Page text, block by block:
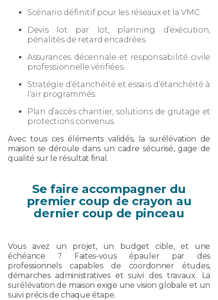
Scénario définitif pour les réseaux et la VMC.
Devis lot par lot, planning d’exécution,
pénalités de retard encadrées.
Assurances décennale et responsabilité civile
professionnelle vérifiées.
Stratégie d’étanchéité et essais d’étanchéité à
l’air programmés.
Plan d’accès chantier, solutions de grutage et
protections convenus.
Avec tous ces éléments validés, la surélévation de
maison se déroule dans un cadre sécurisé, gage de
qualité sur le résultat final.
Se faire accompagner du
premier coup de crayon au
dernier coup de pinceau
Vous avez un projet, un budget cible, et une
échéance ? Faites-vous épauler par des
professionnels capables de coordonner études,
démarches administratives et suivi des travaux. La
surélévation de maison exige une vision globale et un
suivi précis de chaque étape.